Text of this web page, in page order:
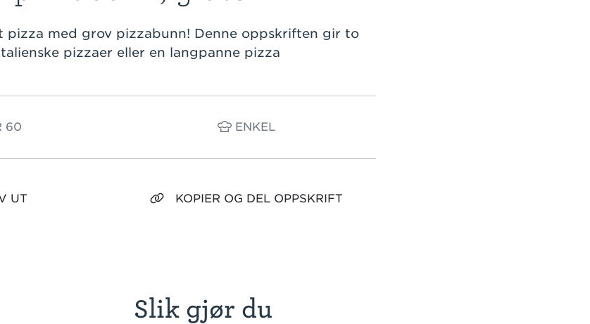
pizza med grov pizzabunn! Denne oppskriften gir to
pizzaer eller en langpanne pizza
60 ENKEL
UT KOPIER OG DEL OPPSKRIFT
Slik gjør du